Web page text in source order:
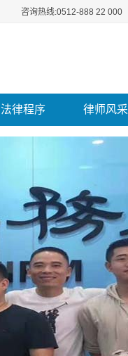
咨询热线:0512-888 22 000
法律程序 律师风采